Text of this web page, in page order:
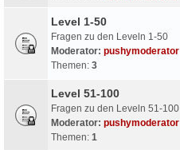
Level 1-50
Fragen zu den Leveln 1-50
Moderator: pushymoderator
Themen: 3
Level 51-100
Fragen zu den Leveln 51-100
Moderator: pushymoderator
Themen: 1